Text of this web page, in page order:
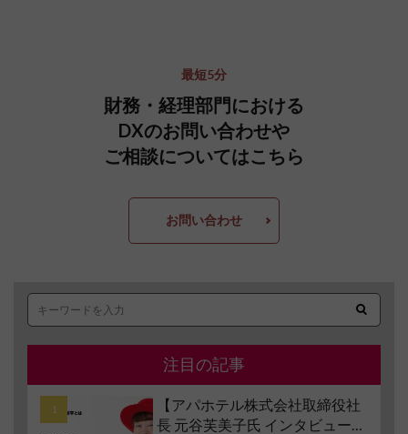
最短5分
財務・経理部門における
DXのお問い合わせや
ご相談についてはこちら
お問い合わせ
注目の記事
【アパホテル株式会社取締役社
長 元谷芙美子氏 インタビュー】